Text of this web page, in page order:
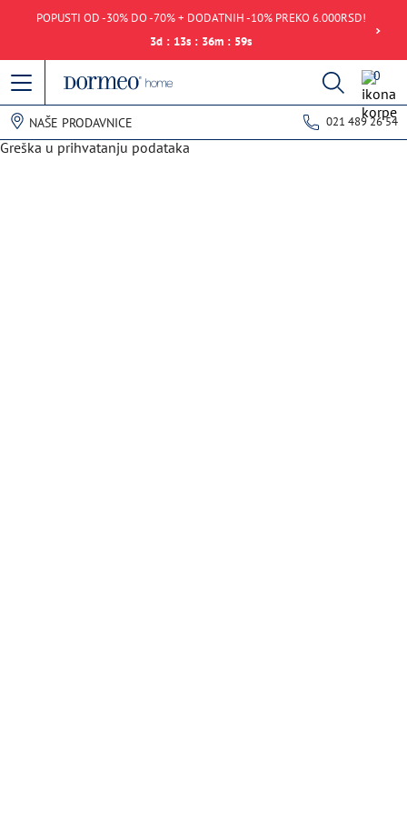
POPUSTI OD -30% DO -70% + DODATNIH -10% PREKO 6.000RSD!
3d : 13s : 36m : 59s
0
NAŠE PRODAVNICE 021 489 26 54
Greška u prihvatanju podataka